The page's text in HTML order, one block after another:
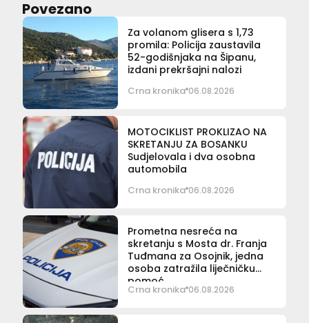
Povezano
Za volanom glisera s 1,73
promila: Policija zaustavila
52-godišnjaka na Šipanu,
izdani prekršajni nalozi
Crna kronika 06.08.2026
MOTOCIKLIST PROKLIZAO NA
SKRETANJU ZA BOSANKU
Sudjelovala i dva osobna
automobila
Crna kronika 06.08.2026
Prometna nesreća na
skretanju s Mosta dr. Franja
Tuđmana za Osojnik, jedna
osoba zatražila liječničku
pomoć
Crna kronika 06.08.2026